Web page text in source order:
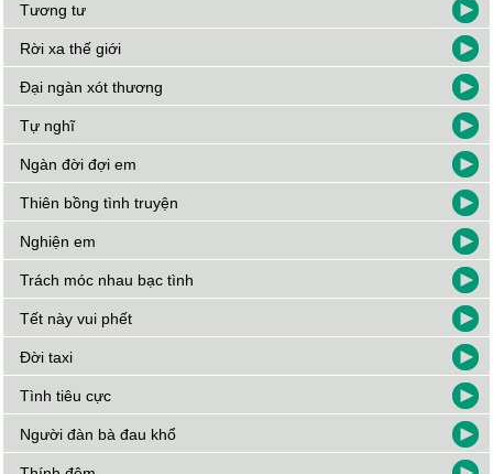
Tương tư
Rời xa thế giới
Đại ngàn xót thương
Tự nghĩ
Ngàn đời đợi em
Thiên bồng tình truyện
Nghiện em
Trách móc nhau bạc tình
Tết này vui phết
Đời taxi
Tình tiêu cực
Người đàn bà đau khổ